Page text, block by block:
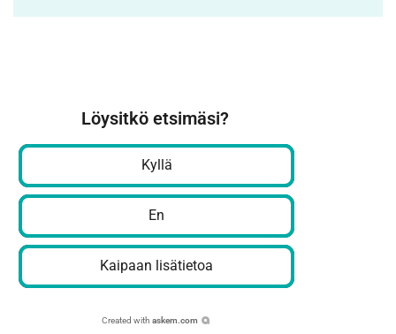
Löysitkö etsimäsi?
Kyllä
En
Kaipaan lisätietoa
Created with askem.com